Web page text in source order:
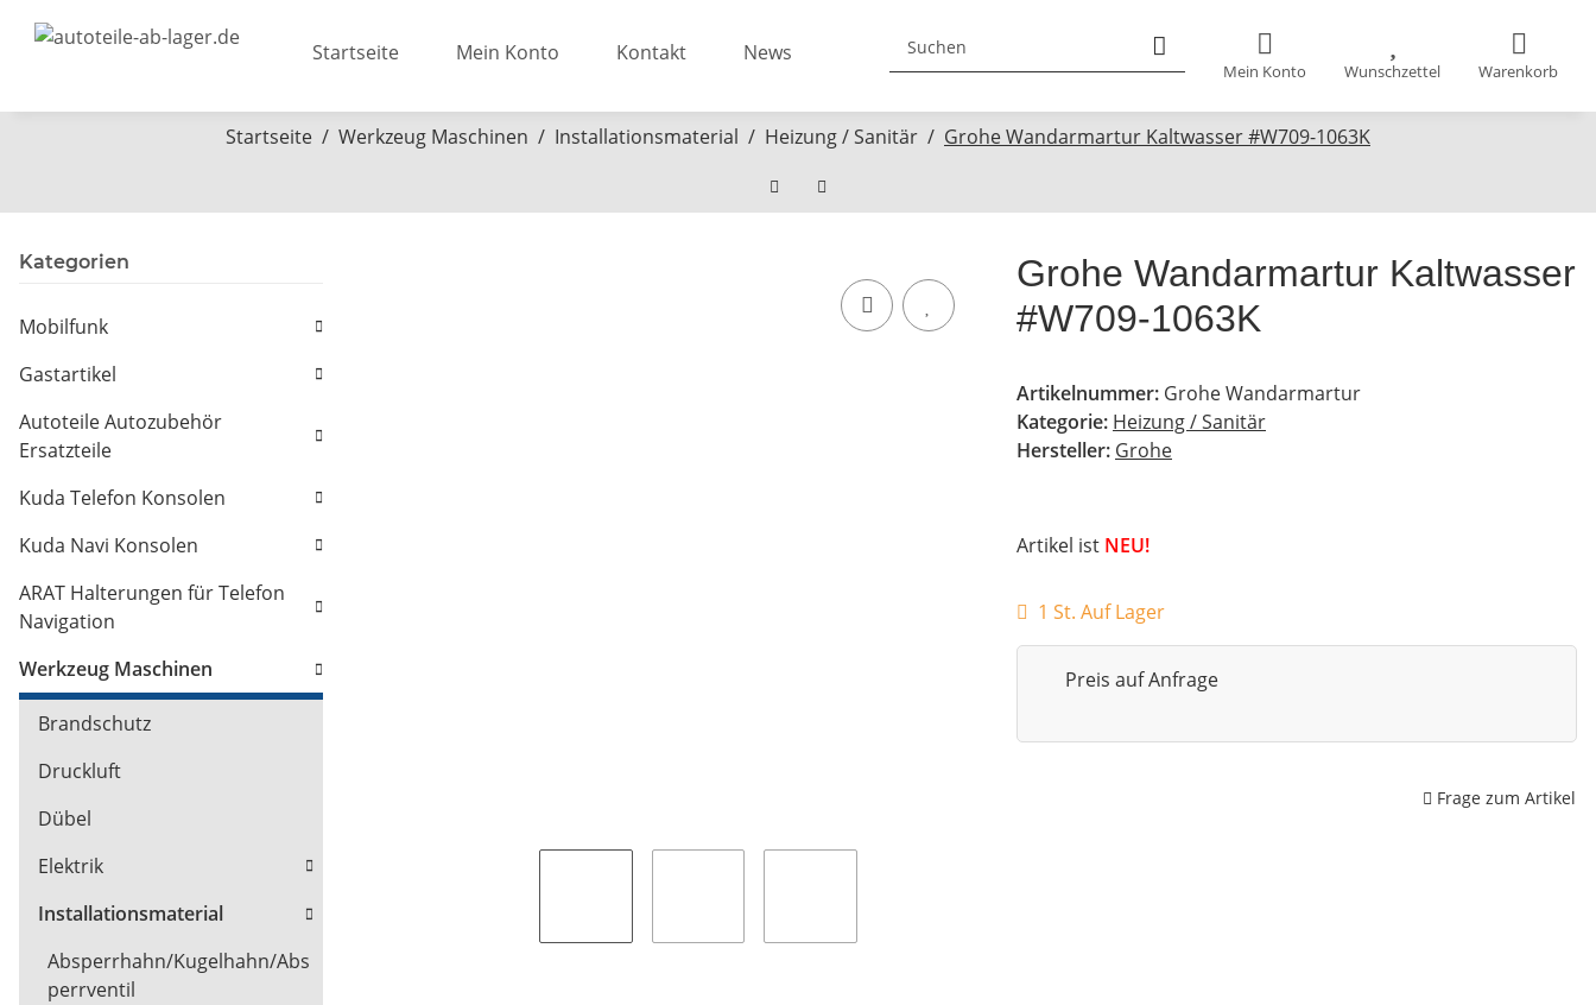
Mein Konto Wunschzettel Warenkorb
Startseite Mein Konto Kontakt News
Startseite Werkzeug Maschinen Installationsmaterial Heizung / Sanitär Grohe Wandarmartur Kaltwasser #W709-1063K
Grohe Wandarmartur Kaltwasser
#W709-1063K
Artikelnummer: Grohe Wandarmartur
Kategorie: Heizung / Sanitär
Hersteller: Grohe
Artikel ist NEU!
1 St. Auf Lager
Preis auf Anfrage
Frage zum Artikel
Kategorien
Mobilfunk
Gastartikel
Autoteile Autozubehör
Ersatzteile
Kuda Telefon Konsolen
Kuda Navi Konsolen
ARAT Halterungen für Telefon
Navigation
Werkzeug Maschinen
Brandschutz
Druckluft
Dübel
Elektrik
Installationsmaterial
Absperrhahn/Kugelhahn/Abs
perrventil